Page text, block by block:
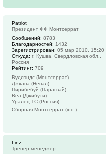
Patriot
Президент ФФ Монтсеррат
Сообщений: 8783
Благодарностей: 1432
Зарегистрирован: 05 мар 2010, 15:20
Откуда: г. Кушва, Свердловская обл.,
Россия
Рейтинг: 709
Вудлэндс (Монтсеррат)
Джхапа (Непал)
Пирибебуй (Парагвай)
Веа (Джибути)
Уралец-ТС (Россия)
Сборная Монтсеррат (юн.)
Linz
Тренер-менеджер